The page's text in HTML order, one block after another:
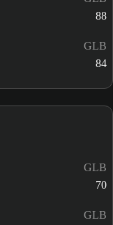
88
GLB
84
GLB
70
GLB